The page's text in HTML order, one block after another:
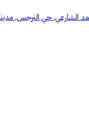
الشارعي, حي النرجس,